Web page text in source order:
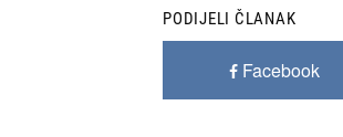
PODIJELI ČLANAK
Facebook